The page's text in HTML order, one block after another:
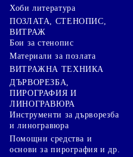
Хоби литература
ПОЗЛАТА, СТЕНОПИС,
ВИТРАЖ
Бои за стенопис
Материали за позлата
ВИТРАЖНА ТЕХНИКА
ДЪРВОРЕЗБА,
ПИРОГРАФИЯ И
ЛИНОГРАВЮРА
Инструменти за дърворезба
и линогравюра
Помощни средства и
основи за пирография и др.